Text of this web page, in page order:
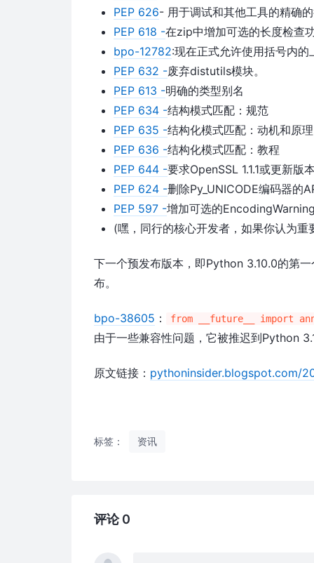
PEP 626- 用于调试和其他工具的精确
PEP 618 -在zip中增加可选的长度检查
bpo-12782:现在正式允许使用括号内的
PEP 632 -废弃distutils模块。
PEP 613 -明确的类型别名
PEP 634 -结构模式匹配：规范
PEP 635 -结构化模式匹配：动机和原理
PEP 636 -结构化模式匹配：教程
PEP 644 -要求OpenSSL 1.1.1或更新版
PEP 624 -删除Py_UNICODE编码器的
PEP 597 -增加可选的
(嘿，同行的核心开发者，如果你认为
下一个预发布版本，即Python 3.10.0的第
布。
bpo-38605 ： from __future__ import
由于一些兼容性问题，它被推迟到Python
原文链接： pythoninsider.blogspot.com/
标签： 资讯
评论 0